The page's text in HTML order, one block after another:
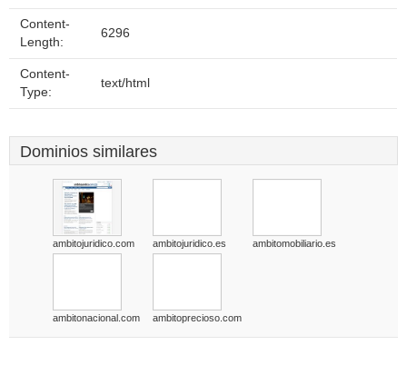
Content-
Length:
6296
Content-
Type:
text/html
Dominios similares
ambitojuridico.com ambitojuridico.es ambitomobiliario.es
ambitonacional.com ambitoprecioso.com